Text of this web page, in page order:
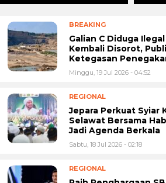
BREAKING
Galian C Diduga
Kembali Disorot,
Ketegasan
Minggu, 19 Jul 2026 - 04:52
REGIONAL
Jepara Perkuat Syiar
Selawat Bersama
Jadi Agenda Berkala
Sabtu, 18 Jul 2026 - 02:18
REGIONAL